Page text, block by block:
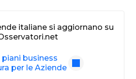
italiane si aggiornano su
piani business
per le Aziende